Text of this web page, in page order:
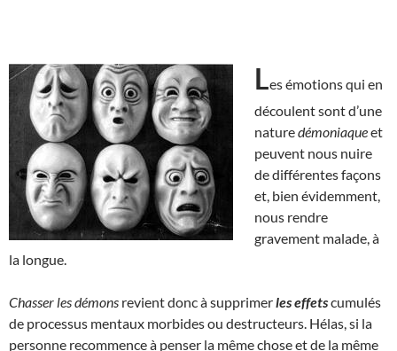
Les émotions qui en
découlent sont d’une
naturedémoniaqueet
peuvent nous nuire
de différentes façons
et, bien évidemment,
nous rendre
gravement malade, à
la longue.
Chasser les démons revient donc à supprimerles effetscumulés
de processus mentaux morbides ou destructeurs. Hélas, si la
personne recommence à penser la même chose et de la même